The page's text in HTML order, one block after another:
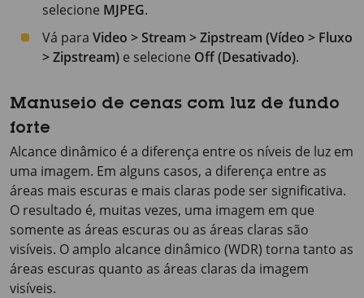
selecione MJPEG.
Vá para Video > Stream > Zipstream (Vídeo > Fluxo
> Zipstream) e selecione Off (Desativado).
Manuseio de cenas com luz de fundo
forte
Alcance dinâmico é a diferença entre os níveis de luz em
uma imagem. Em alguns casos, a diferença entre as
áreas mais escuras e mais claras pode ser significativa.
O resultado é, muitas vezes, uma imagem em que
somente as áreas escuras ou as áreas claras são
visíveis. O amplo alcance dinâmico (WDR) torna tanto as
áreas escuras quanto as áreas claras da imagem
visíveis.